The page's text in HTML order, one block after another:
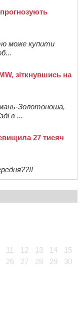
прогнозують
може купити
зіткнувшись на
Золотоноша,
в ...
27 тисяч
11 12 13 14
15
26 27 28 29
30